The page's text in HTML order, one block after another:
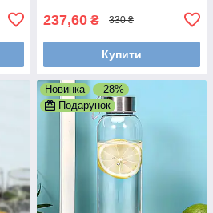
237,60 ₴ 330 ₴
Купити
Новинка
–28%
Подарунок